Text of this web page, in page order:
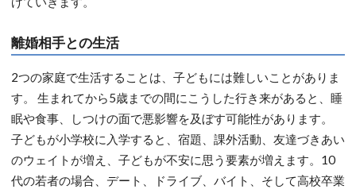
離婚相手との生活
2つの家庭で生活することは、子どもには難しいことがありま
す。 生まれてから5歳までの間にこうした行き来があると、睡
眠や食事、しつけの面で悪影響を及ぼす可能性があります。
子どもが小学校に入学すると、宿題、課外活動、友達づきあい
のウェイトが増え、子どもが不安に思う要素が増えます。10
代の若者の場合、デート、ドライブ、バイト、そして高校卒業